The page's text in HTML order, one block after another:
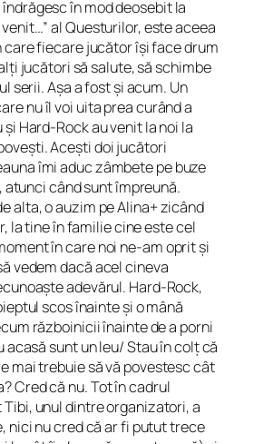
în mod deosebit la
al Questurilor, este aceea
fiecare jucător își face drum
jucători să salute, să schimbe
serii. Așa a fost și acum. Un
nu îl voi uita prea curând a
Hard-Rock au venit la noi la
Acești doi jucători
îmi aduc zâmbete pe buze
atunci când sunt împreună.
alta, o auzim pe Alina+ zicând
la tine în familie cine este cel
în care noi ne-am oprit și
vedem dacă acel cineva
adevărul. Hard-Rock,
scos înainte și o mână
războinicii înainte de a porni
acasă sunt un leu/ Stau în colț că
mai trebuie să vă povestesc cât
Cred că nu. Tot în cadrul
unul dintre organizatori, a
nici nu cred că ar fi putut trece